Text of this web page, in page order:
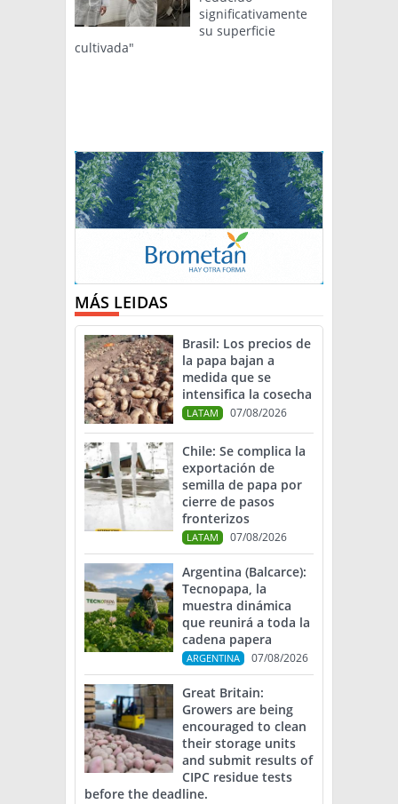
significativamente
su superficie
cultivada"
MÁS LEIDAS
Brasil: Los precios de
la papa bajan a
medida que se
intensifica la cosecha
LATAM 07/08/2026
Chile: Se complica la
exportación de
semilla de papa por
cierre de pasos
fronterizos
LATAM 07/08/2026
Argentina (Balcarce):
Tecnopapa, la
muestra dinámica
que reunirá a toda la
cadena papera
ARGENTINA 07/08/2026
Great Britain:
Growers are being
encouraged to clean
their storage units
and submit results of
CIPC residue tests
before the deadline.